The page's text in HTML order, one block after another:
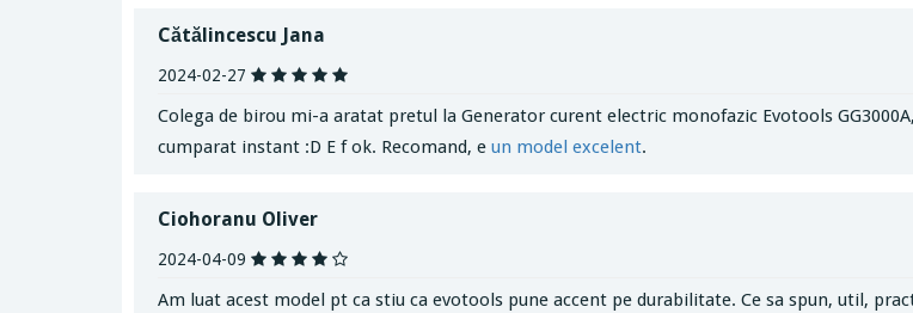
Cătălincescu Jana
2024-02-27
Colega de birou mi-a aratat pretul la Generator curent electric monofazic Evotools
cumparat instant :D E f ok. Recomand, e un model excelent.
Ciohoranu Oliver
2024-04-09
Am luat acest model pt ca stiu ca evotools pune accent pe durabilitate. Ce sa spun, util,